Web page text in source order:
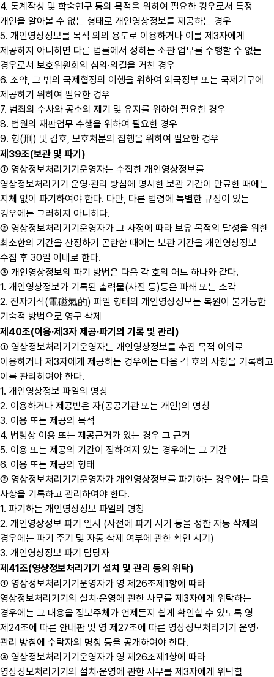
4. 통계작성 및 학술연구 등의 목적을 위하여 필요한 경우로서 특정
개인을 알아볼 수 없는 형태로 개인영상정보를 제공하는 경우
5. 개인영상정보를 목적 외의 용도로 이용하거나 이를 제3자에게
제공하지 아니하면 다른 법률에서 정하는 소관 업무를 수행할 수 없는
경우로서 보호위원회의 심의·의결을 거친 경우
6. 조약, 그 밖의 국제협정의 이행을 위하여 외국정부 또는 국제기구에
제공하기 위하여 필요한 경우
7. 범죄의 수사와 공소의 제기 및 유지를 위하여 필요한 경우
8. 법원의 재판업무 수행을 위하여 필요한 경우
9. 형(刑) 및 감호, 보호처분의 집행을 위하여 필요한 경우
제39조(보관 및 파기)
① 영상정보처리기기운영자는 수집한 개인영상정보를
영상정보처리기기 운영·관리 방침에 명시한 보관 기간이 만료한 때에는
지체 없이 파기하여야 한다. 다만, 다른 법령에 특별한 규정이 있는
경우에는 그러하지 아니하다.
② 영상정보처리기기운영자가 그 사정에 따라 보유 목적의 달성을 위한
최소한의 기간을 산정하기 곤란한 때에는 보관 기간을 개인영상정보
수집 후 30일 이내로 한다.
③ 개인영상정보의 파기 방법은 다음 각 호의 어느 하나와 같다.
1. 개인영상정보가 기록된 출력물(사진 등)등은 파쇄 또는 소각
2. 전자기적(電磁氣的) 파일 형태의 개인영상정보는 복원이 불가능한
기술적 방법으로 영구 삭제
제40조(이용·제3자 제공·파기의 기록 및 관리)
① 영상정보처리기기운영자는 개인영상정보를 수집 목적 이외로
이용하거나 제3자에게 제공하는 경우에는 다음 각 호의 사항을 기록하고
이를 관리하여야 한다.
1. 개인영상정보 파일의 명칭
2. 이용하거나 제공받은 자(공공기관 또는 개인)의 명칭
3. 이용 또는 제공의 목적
4. 법령상 이용 또는 제공근거가 있는 경우 그 근거
5. 이용 또는 제공의 기간이 정하여져 있는 경우에는 그 기간
6. 이용 또는 제공의 형태
② 영상정보처리기기운영자가 개인영상정보를 파기하는 경우에는 다음
사항을 기록하고 관리하여야 한다.
1. 파기하는 개인영상정보 파일의 명칭
2. 개인영상정보 파기 일시 (사전에 파기 시기 등을 정한 자동 삭제의
경우에는 파기 주기 및 자동 삭제 여부에 관한 확인 시기)
3. 개인영상정보 파기 담당자
제41조(영상정보처리기기 설치 및 관리 등의 위탁)
① 영상정보처리기기운영자가 영 제26조제1항에 따라
영상정보처리기기의 설치·운영에 관한 사무를 제3자에게 위탁하는
경우에는 그 내용을 정보주체가 언제든지 쉽게 확인할 수 있도록 영
제24조에 따른 안내판 및 영 제27조에 따른 영상정보처리기기 운영·
관리 방침에 수탁자의 명칭 등을 공개하여야 한다.
② 영상정보처리기기운영자가 영 제26조제1항에 따라
영상정보처리기기의 설치·운영에 관한 사무를 제3자에게 위탁할